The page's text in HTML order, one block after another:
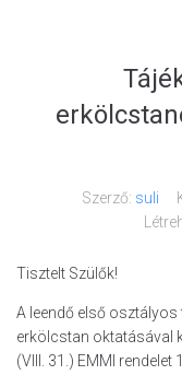
Szerző: suli
Tisztelt Szülők!
A leendő első
erkölcstan oktatásával
(VIII. 31.) EMMI